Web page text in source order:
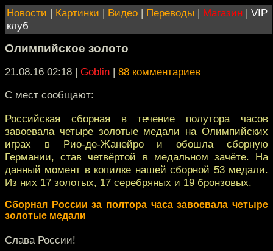
Новости | Картинки | Видео | Переводы | Магазин | VIP
клуб
Олимпийское золото
21.08.16 02:18 | Goblin | 88 комментариев
С мест сообщают:
Российская сборная в течение полутора часов
завоевала четыре золотые медали на Олимпийских
играх в Рио-де-Жанейро и обошла сборную
Германии, став четвёртой в медальном зачёте. На
данный момент в копилке нашей сборной 53 медали.
Из них 17 золотых, 17 серебряных и 19 бронзовых.
Сборная России за полтора часа завоевала четыре
золотые медали
Слава России!